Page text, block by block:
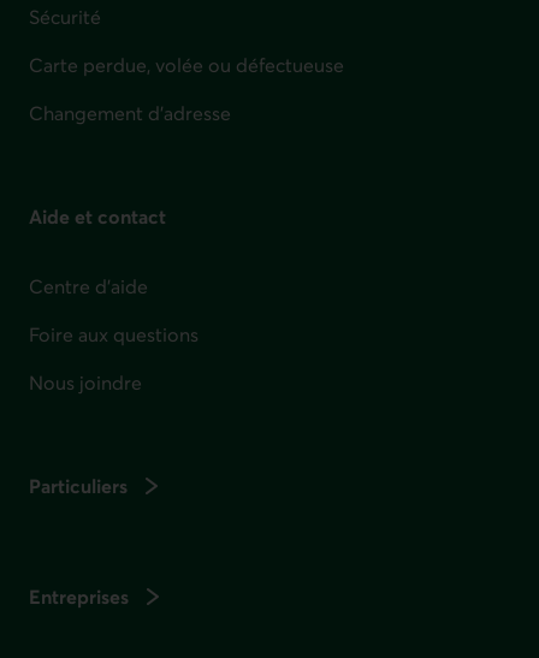
Sécurité
Carte perdue, volée ou défectueuse
Changement d'adresse
Aide et contact
Centre d'aide
Foire aux questions
Nous joindre
Particuliers
Entreprises